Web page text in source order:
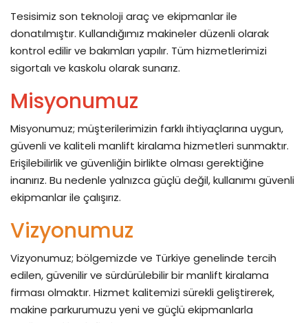
Referanslar
Tesisimiz son teknoloji araç ve ekipmanlar ile
donatılmıştır. Kullandığımız makineler düzenli olarak
kontrol edilir ve bakımları yapılır. Tüm hizmetlerimizi
sigortalı ve kaskolu olarak sunarız.
Misyonumuz
Misyonumuz; müşterilerimizin farklı ihtiyaçlarına uygun,
güvenli ve kaliteli manlift kiralama hizmetleri sunmaktır.
Erişilebilirlik ve güvenliğin birlikte olması gerektiğine
inanırız. Bu nedenle yalnızca güçlü değil, kullanımı güvenli
ekipmanlar ile çalışırız.
Vizyonumuz
Vizyonumuz; bölgemizde ve Türkiye genelinde tercih
edilen, güvenilir ve sürdürülebilir bir manlift kiralama
firması olmaktır. Hizmet kalitemizi sürekli geliştirerek,
makine parkurumuzu yeni ve güçlü ekipmanlarla